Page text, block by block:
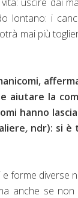
i
mai più
aiutare la
hanno
, ndr): si è
forme diverse
anche se